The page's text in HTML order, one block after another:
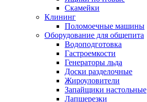
Скамейки
Клининг
Поломоечные машины
Оборудование для общепита
Водоподготовка
Гастроемкости
Генераторы льда
Доски разделочные
Жироуловители
Запайщики настольные
Лапшерезки